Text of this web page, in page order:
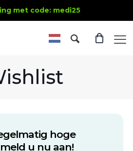
met code: medi25
hoge
u nu aan!